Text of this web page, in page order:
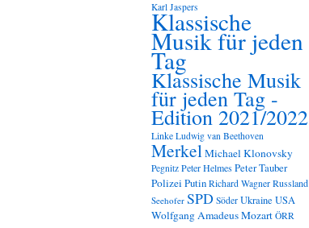
Karl Jaspers
Klassische
Musik für jeden
Tag
Klassische Musik
für jeden Tag -
Edition 2021/2022
Linke Ludwig van Beethoven
MerkelMichael Klonovsky
Pegnitz Peter HelmesPeter Tauber
PolizeiPutin Richard Wagner Russland
Seehofer SPD Söder Ukraine USA
Wolfgang Amadeus Mozart ÖRR